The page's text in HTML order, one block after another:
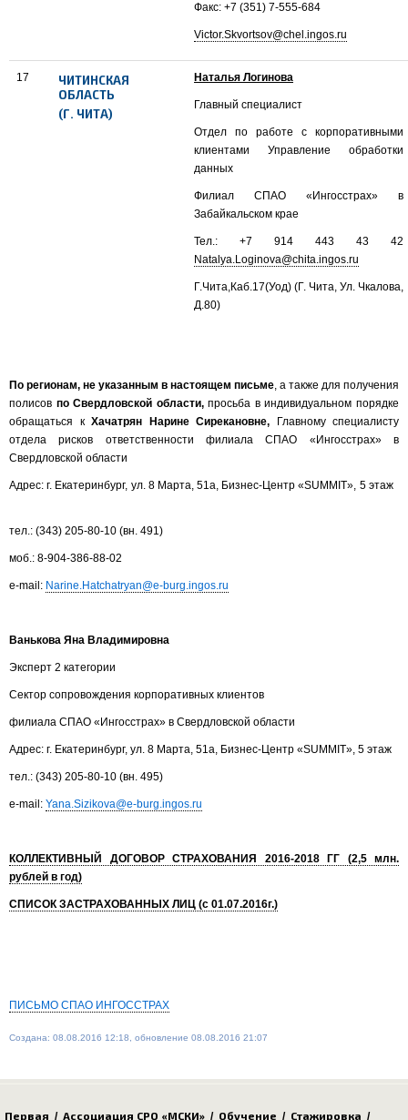
Факс: +7 (351) 7-555-684
Victor.Skvortsov@chel.ingos.ru
17
ЧИТИНСКАЯ
ОБЛАСТЬ
(Г. ЧИТА)
Наталья Логинова
Главный специалист
Отдел по работе с корпоративными
клиентами Управление обработки
данных
Филиал СПАО «Ингосстрах» в
Забайкальском крае
Тел.: +7 914 443 43 42
Natalya.Loginova@chita.ingos.ru
Г.Чита,Каб.17(Уод) (Г. Чита, Ул. Чкалова,
Д.80)
По регионам, не указанным в настоящем письме, а также для получения
полисов по Свердловской области,просьба в индивидуальном порядке
обращаться к Хачатрян Нарине Сирекановне,
Главному специалисту
отдела рисков ответственности филиала СПАО «Ингосстрах» в
Свердловской области
Адрес: г. Екатеринбург, ул. 8 Марта, 51а, Бизнес-Центр «SUMMIT», 5 этаж
тел.: (343) 205-80-10 (вн. 491)
моб.: 8-904-386-88-02
e-mail: Narine.Hatchatryan@e-burg.ingos.ru
Ванькова Яна Владимировна
Эксперт 2 категории
Сектор сопровождения корпоративных клиентов
филиала СПАО «Ингосстрах» в Свердловской области
Адрес: г. Екатеринбург, ул. 8 Марта, 51а, Бизнес-Центр «SUMMIT», 5 этаж
тел.: (343) 205-80-10 (вн. 495)
e-mail: Yana.Sizikova@e-burg.ingos.ru
КОЛЛЕКТИВНЫЙ ДОГОВОР СТРАХОВАНИЯ 2016-2018 ГГ (2,5 млн.
рублей в год)
СПИСОК ЗАСТРАХОВАННЫХ ЛИЦ (с 01.07.2016г.)
ПИСЬМО СПАО ИНГОССТРАХ
Создана: 08.08.2016 12:18, обновление 08.08.2016 21:07
Первая / Ассоциация СРО «МСКИ» / Обучение / Стажировка /